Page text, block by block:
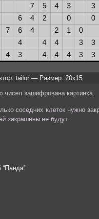
tailor — Размер: 20x15
зашифрована картинка.
соседних клеток нужно
закрашены не будут.
“Панда”